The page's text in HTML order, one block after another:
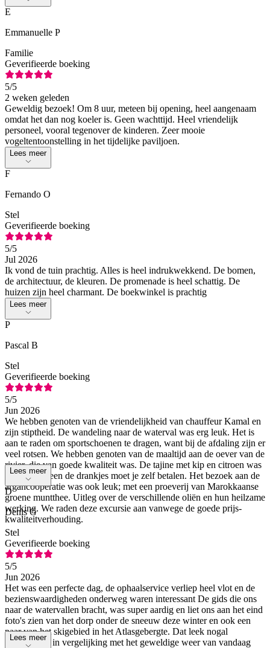
E
Emmanuelle P
Familie
Geverifieerde boeking
5/5
2 weken geleden
Geweldig bezoek! Om 8 uur, meteen bij opening, heel aangenaam
omdat het dan nog koeler is. Geen wachttijd. Heel vriendelijk
personeel, vooral tegenover de kinderen. Zeer mooie
vogeltentoonstelling in het tijdelijke paviljoen.
Lees meer
F
Fernando O
Stel
Geverifieerde boeking
5/5
Jul 2026
Ik vond de tuin prachtig. Alles is heel indrukwekkend. De bomen,
de architectuur, de kleuren. De promenade is heel schattig. De
huizen zijn heel charmant. De boekwinkel is prachtig
Lees meer
P
Pascal B
Stel
Geverifieerde boeking
5/5
Jun 2026
We hebben genoten van de vriendelijkheid van chauffeur Kamal en
zijn stiptheid. De wandeling naar de waterval was erg leuk. Het is
aan te raden om sportschoenen te dragen, want bij de afdaling zijn er
veel rotsen. We hebben genoten van de maaltijd aan de oever van de
rivier, die van goede kwaliteit was. De tajine met kip en citroen was
heerlijk. Alleen de drankjes moet je zelf betalen. Het bezoek aan de
argancoöperatie was ook leuk; met een proeverij van Marokkaanse
groene muntthee. Uitleg over de verschillende oliën en hun heilzame
werking. We raden deze excursie aan vanwege de goede prijs-
kwaliteitverhouding.
Lees meer
D
Denis G
Stel
Geverifieerde boeking
5/5
Jun 2026
Het was een perfecte dag, de ophaalservice verliep heel vlot en de
bezienswaardigheden onderweg waren interessant De gids die ons
naar de watervallen bracht, was super aardig en liet ons aan het eind
foto's zien van het dorp onder de sneeuw deze winter en ook een
paar van het skigebied in het Atlasgebergte. Dat leek nogal
onwerkelijk in vergelijking met het geweldige weer van vandaag
Lees meer